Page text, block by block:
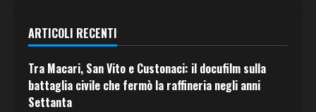
ARTICOLI RECENTI
Tra Macari, San Vito e Custonaci: il docufilm sulla
battaglia civile che fermò la raffineria negli anni
Settanta